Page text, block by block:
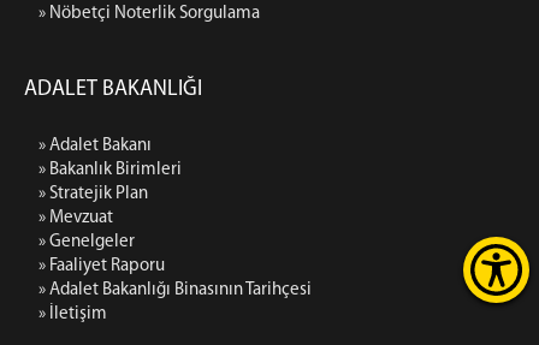
» Nöbetçi Noterlik Sorgulama
ADALET BAKANLIĞI
» Adalet Bakanı
» Bakanlık Birimleri
» Stratejik Plan
» Mevzuat
» Genelgeler
» Faaliyet Raporu
» Adalet Bakanlığı Binasının Tarihçesi
» İletişim